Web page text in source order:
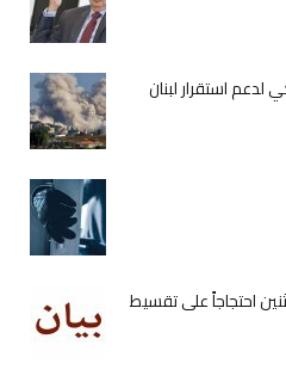
لدعم استقرار لبنان
احتجاجاً على تقسيط